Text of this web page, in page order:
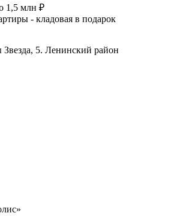
1,5 млн ₽
- кладовая в подарок
Звезда, 5. Ленинский район